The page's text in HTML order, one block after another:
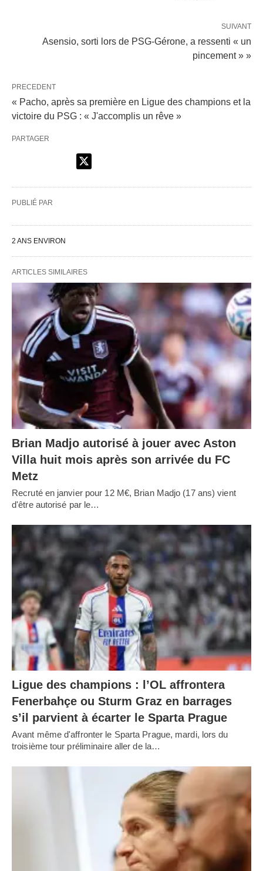
SUIVANT
Asensio, sorti lors de PSG-Gérone, a ressenti « un
pincement » »
PRECEDENT
« Pacho, après sa première en Ligue des champions et la
victoire du PSG : « J'accomplis un rêve »
PARTAGER
PUBLIÉ PAR
2 ANS ENVIRON
ARTICLES SIMILAIRES
Brian Madjo autorisé à jouer avec Aston
Villa huit mois après son arrivée du FC
Metz
Recruté en janvier pour 12 M€, Brian Madjo (17 ans) vient
d'être autorisé par le…
Ligue des champions : l’OL affrontera
Fenerbahçe ou Sturm Graz en barrages
s’il parvient à écarter le Sparta Prague
Avant même d'affronter le Sparta Prague, mardi, lors du
troisième tour préliminaire aller de la…